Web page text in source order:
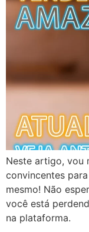
Neste artigo, vou
convincentes
mesmo! Não
você está
na plataforma.